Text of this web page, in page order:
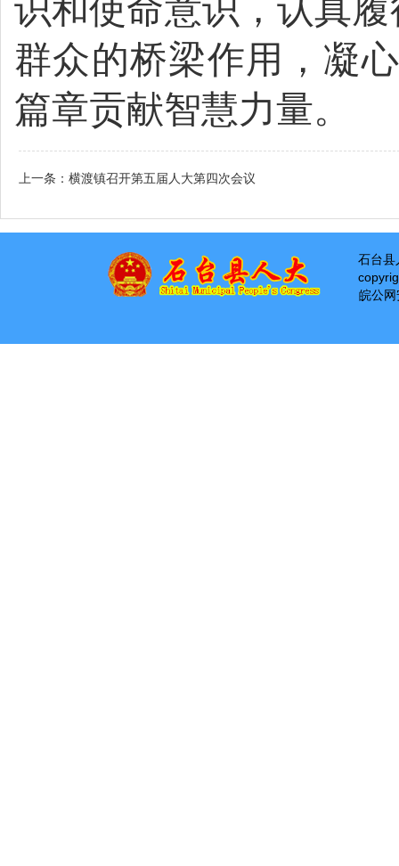
识和使命意识，认真
群众的桥梁作用 ， 凝
篇章贡献智慧力量。
上一条： 横渡镇召开第五届人大第四次会议
石台县
皖公